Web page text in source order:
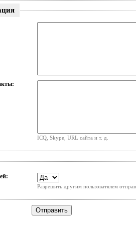
ICQ, Skype, URL сайта и т. д.
Разрешить другим пользоватялем